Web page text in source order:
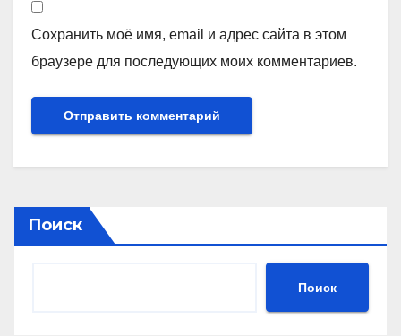
Сохранить моё имя, email и адрес сайта в этом
браузере для последующих моих комментариев.
Поиск
Поиск